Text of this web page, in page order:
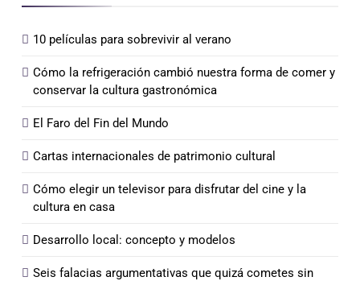
10 películas para sobrevivir al verano
Cómo la refrigeración cambió nuestra forma de comer y
conservar la cultura gastronómica
El Faro del Fin del Mundo
Cartas internacionales de patrimonio cultural
Cómo elegir un televisor para disfrutar del cine y la
cultura en casa
Desarrollo local: concepto y modelos
Seis falacias argumentativas que quizá cometes sin